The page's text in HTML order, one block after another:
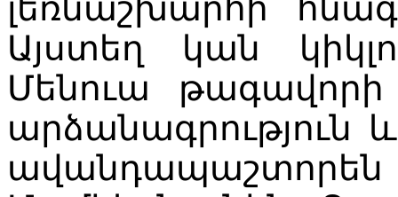
լեռնաշխարհի
Այստեղ կան
Մենուա թագավորի
արձանագրություն